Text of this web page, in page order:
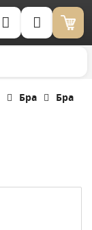
Корзина (0)
Бра
Бра